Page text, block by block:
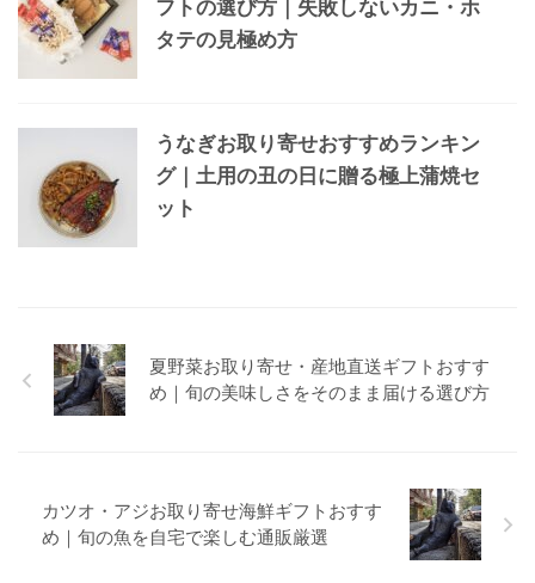
フトの選び方｜失敗しないカニ・ホ
タテの見極め方
うなぎお取り寄せおすすめランキン
グ｜土用の丑の日に贈る極上蒲焼セ
ット
夏野菜お取り寄せ・産地直送ギフトおすす
め｜旬の美味しさをそのまま届ける選び方
カツオ・アジお取り寄せ海鮮ギフトおすす
め｜旬の魚を自宅で楽しむ通販厳選